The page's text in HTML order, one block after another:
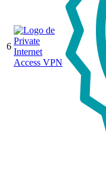
6